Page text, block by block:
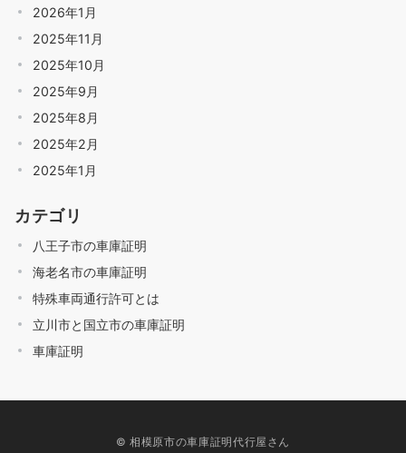
2026年1月
2025年11月
2025年10月
2025年9月
2025年8月
2025年2月
2025年1月
カテゴリ
八王子市の車庫証明
海老名市の車庫証明
特殊車両通行許可とは
立川市と国立市の車庫証明
車庫証明
© 相模原市の車庫証明代行屋さん